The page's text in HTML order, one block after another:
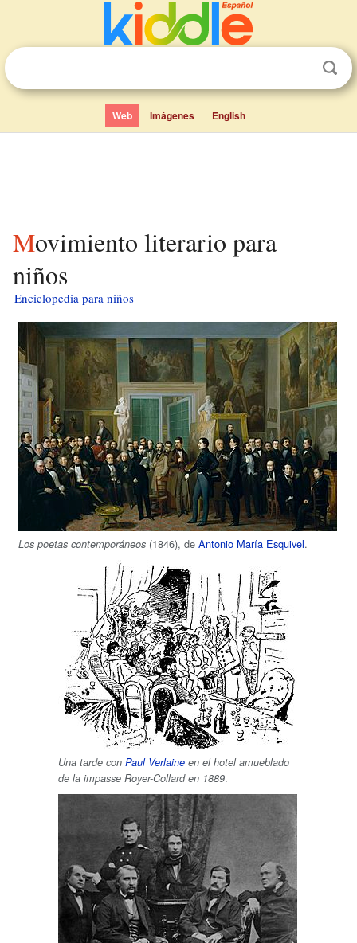
Web Imágenes English
Movimiento literario para
niños
Enciclopedia para niños
Los poetas contemporáneos (1846), de Antonio María Esquivel.
Una tarde con Paul Verlaine en el hotel amueblado
de la impasse Royer-Collard en 1889.